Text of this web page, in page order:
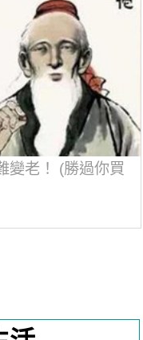
變老！ (勝過你買